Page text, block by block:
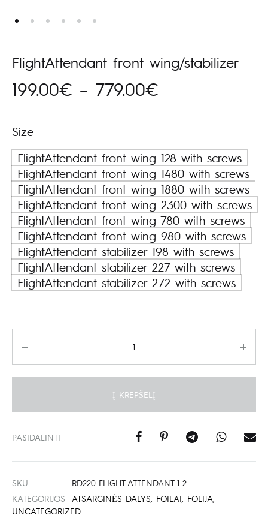
FlightAttendant front wing/stabilizer
199.00€ – 779.00€
199.00€
through
779.00€
Size
FlightAttendant front wing 128 with screws
FlightAttendant front wing 1480 with screws
FlightAttendant front wing 1880 with screws
FlightAttendant front wing 2300 with screws
FlightAttendant front wing 780 with screws
FlightAttendant front wing 980 with screws
FlightAttendant stabilizer 198 with screws
FlightAttendant stabilizer 227 with screws
FlightAttendant stabilizer 272 with screws
Į KREPŠELĮ
PASIDALINTI
SKU
RD220-FLIGHT-ATTENDANT-1-2
KATEGORIJOS
ATSARGINĖS DALYS FOILAI FOLIJA
UNCATEGORIZED